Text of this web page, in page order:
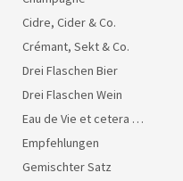
Cidre, Cider & Co.
Crémant, Sekt & Co.
Drei Flaschen Bier
Drei Flaschen Wein
Eau de Vie et cetera …
Empfehlungen
Gemischter Satz